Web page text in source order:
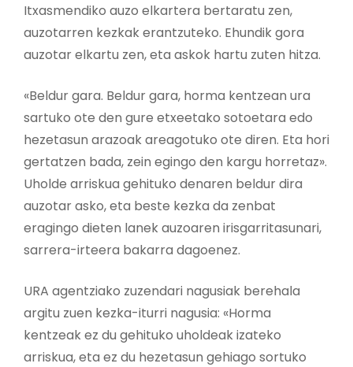
Itxasmendiko auzo elkartera bertaratu zen,
auzotarren kezkak erantzuteko. Ehundik gora
auzotar elkartu zen, eta askok hartu zuten hitza.
«Beldur gara. Beldur gara, horma kentzean ura
sartuko ote den gure etxeetako sotoetara edo
hezetasun arazoak areagotuko ote diren. Eta hori
gertatzen bada, zein egingo den kargu horretaz».
Uholde arriskua gehituko denaren beldur dira
auzotar asko, eta beste kezka da zenbat
eragingo dieten lanek auzoaren irisgarritasunari,
sarrera-irteera bakarra dagoenez.
URA agentziako zuzendari nagusiak berehala
argitu zuen kezka-iturri nagusia: «Horma
kentzeak ez du gehituko uholdeak izateko
arriskua, eta ez du hezetasun gehiago sortuko